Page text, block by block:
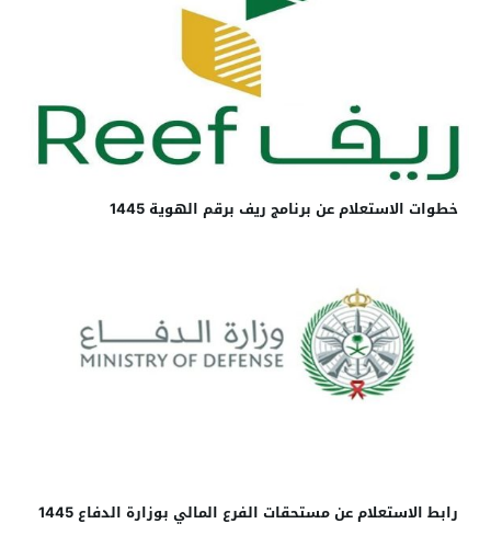
خطوات الاستعلام عن برنامج ريف برقم الهوية 1445
رابط الاستعلام عن مستحقات الفرع المالي بوزارة الدفاع 1445